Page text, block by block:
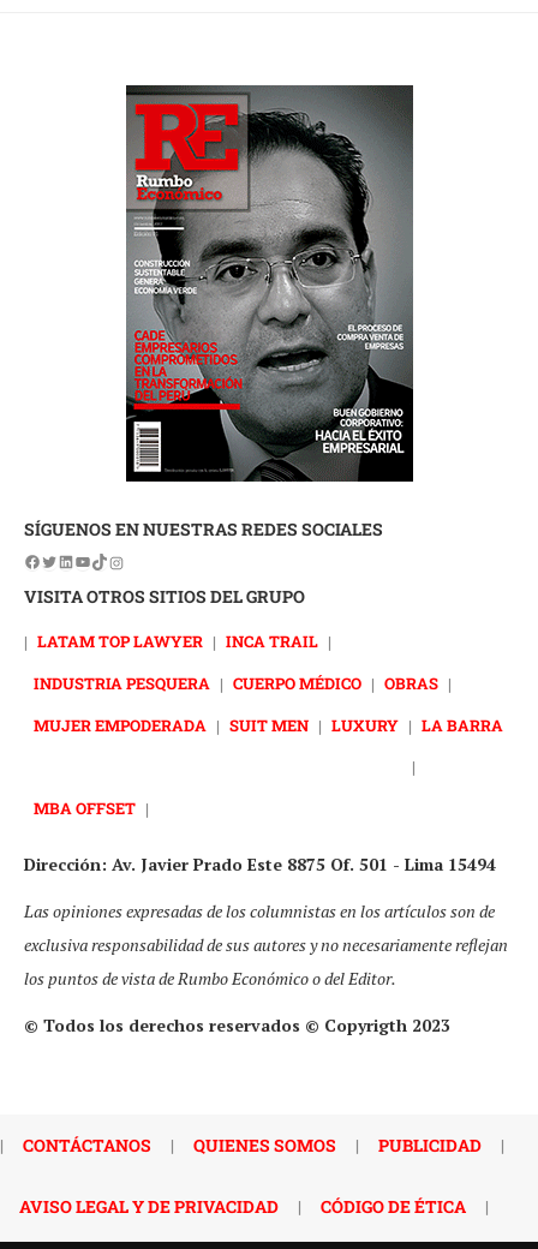
SÍGUENOS EN NUESTRAS REDES SOCIALES
VISITA OTROS SITIOS DEL GRUPO
| LATAM TOP LAWYER | INCA TRAIL |
INDUSTRIA PESQUERA | CUERPO MÉDICO | OBRAS |
MUJER EMPODERADA | SUIT MEN | LUXURY | LA BARRA
|
MBA OFFSET |
Dirección: Av. Javier Prado Este 8875 Of. 501 - Lima 15494
Las opiniones expresadas de los columnistas en los artículos son de
exclusiva responsabilidad de sus autores y no necesariamente reflejan
los puntos de vista de Rumbo Económico o del Editor.
© Todos los derechos reservados © Copyrigth 2023
| CONTÁCTANOS | QUIENES SOMOS | PUBLICIDAD |
AVISO LEGAL Y DE PRIVACIDAD | CÓDIGO DE ÉTICA |